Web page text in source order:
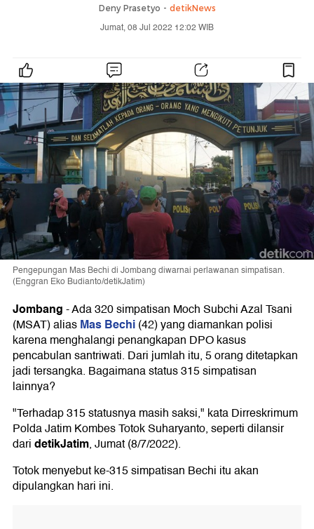
Deny Prasetyo - detikNews
Jumat, 08 Jul 2022 12:02 WIB
Pengepungan Mas Bechi di Jombang diwarnai perlawanan simpatisan.
(Enggran Eko Budianto/detikJatim)
Jombang-Ada 320 simpatisan Moch Subchi Azal Tsani
(MSAT) aliasMas Bechi(42) yang diamankan polisi
karena menghalangi penangkapan DPO kasus
pencabulan santriwati. Dari jumlah itu, 5 orang ditetapkan
jadi tersangka. Bagaimana status 315 simpatisan
lainnya?
"Terhadap 315 statusnya masih saksi," kata Dirreskrimum
Polda Jatim Kombes Totok Suharyanto, seperti dilansir
daridetikJatim, Jumat (8/7/2022).
Totok menyebut ke-315 simpatisan Bechi itu akan
dipulangkan hari ini.